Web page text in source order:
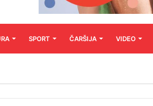
SPORT ČARŠIJA VIDEO